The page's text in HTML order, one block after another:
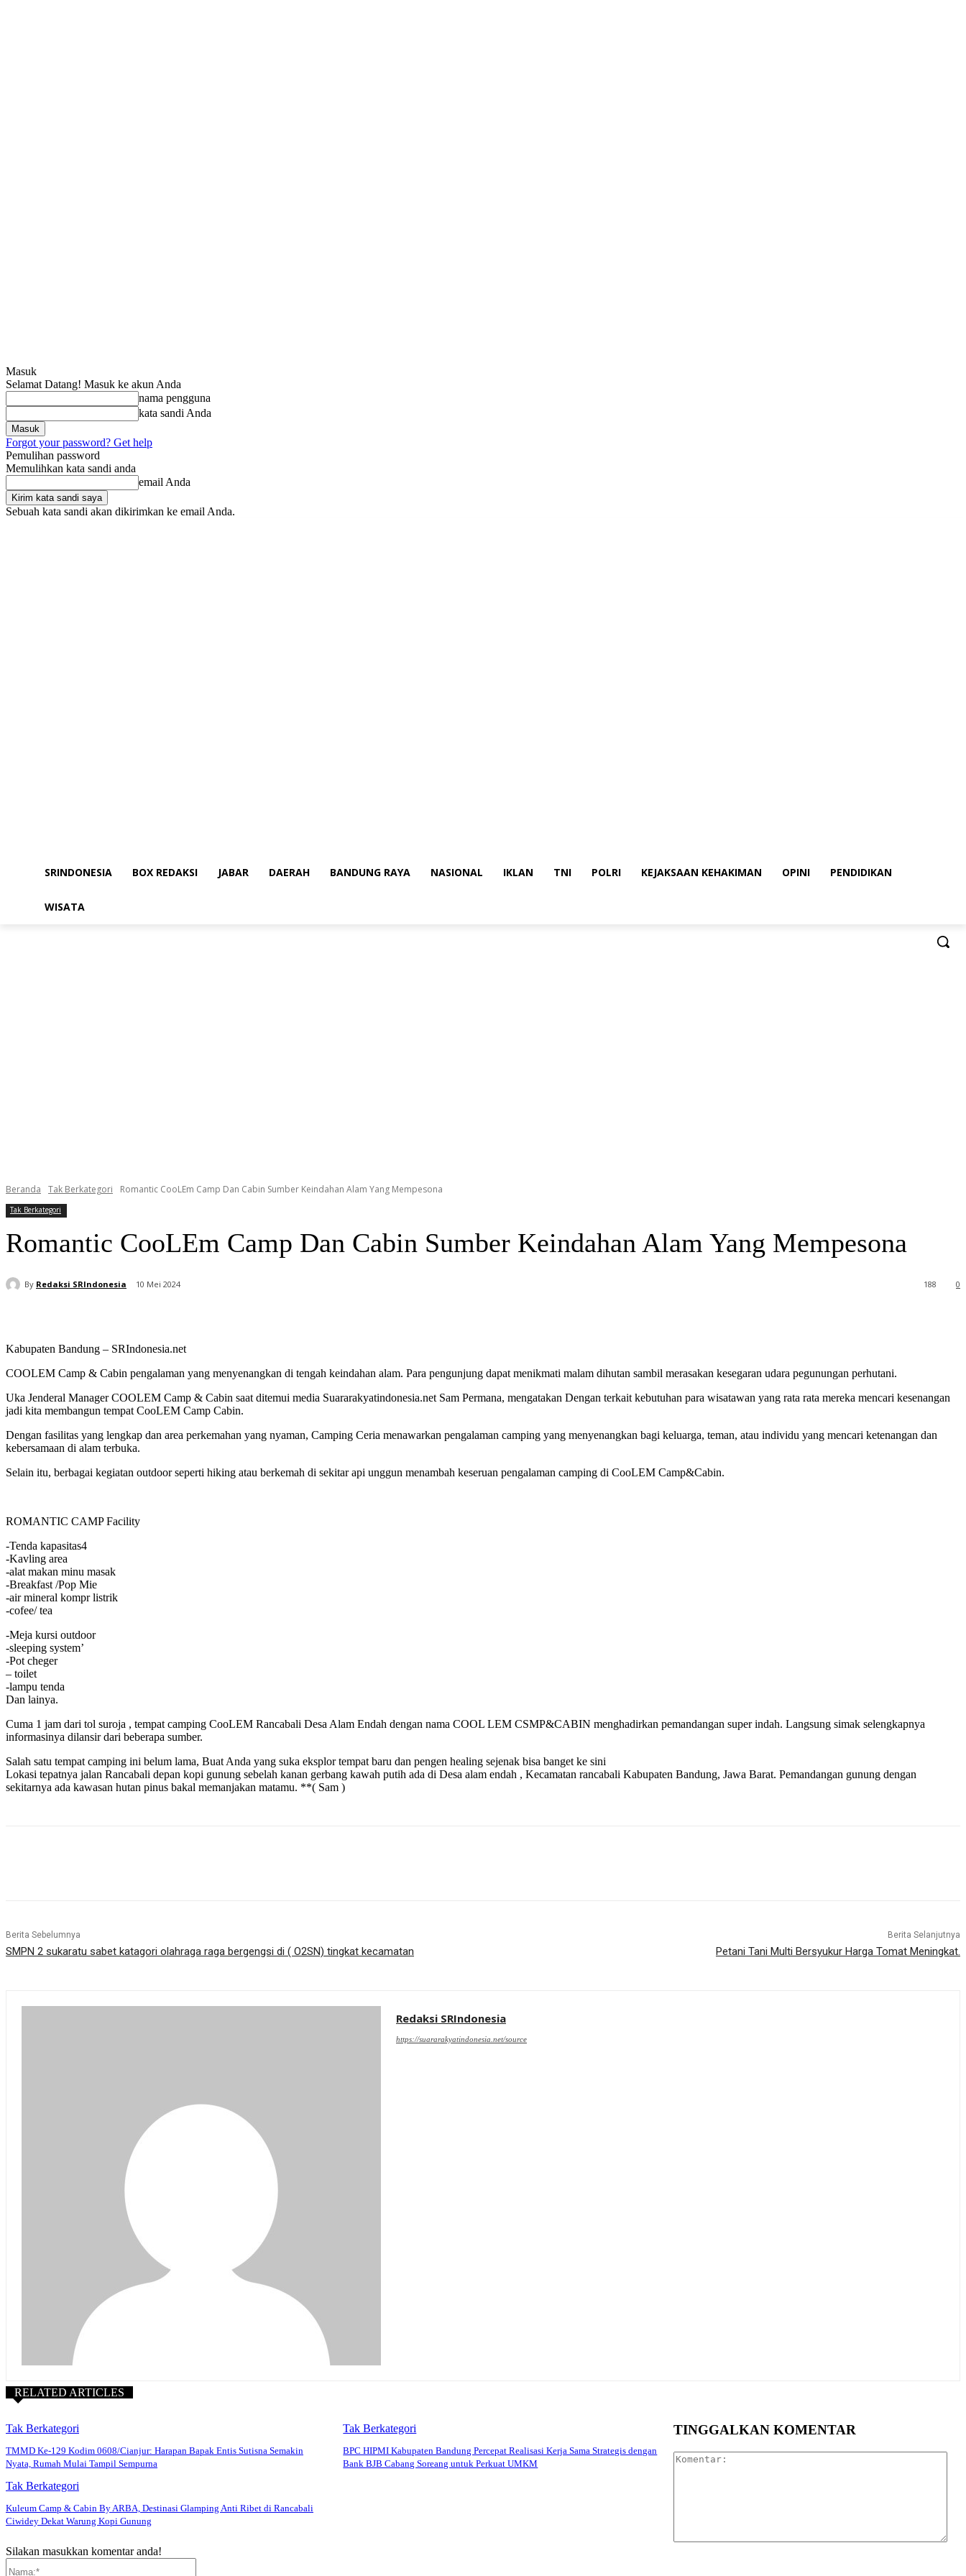
Masuk
Selamat Datang! Masuk ke akun Anda
nama pengguna
kata sandi Anda
Forgot your password? Get help
Pemulihan password
Memulihkan kata sandi anda
email Anda
Sebuah kata sandi akan dikirimkan ke email Anda.
SRINDONESIA BOX REDAKSI JABAR DAERAH BANDUNG RAYA NASIONAL IKLAN TNI POLRI KEJAKSAAN KEHAKIMAN OPINI PENDIDIKAN
WISATA
Beranda Tak Berkategori Romantic CooLEm Camp Dan Cabin Sumber Keindahan Alam Yang Mempesona
Tak Berkategori
Romantic CooLEm Camp Dan Cabin Sumber Keindahan Alam Yang Mempesona
By Redaksi SRIndonesia 10 Mei 2024 0
188
Kabupaten Bandung – SRIndonesia.net
COOLEM Camp & Cabin pengalaman yang menyenangkan di tengah keindahan alam. Para pengunjung dapat menikmati malam dihutan sambil merasakan kesegaran udara pegunungan perhutani.
Uka Jenderal Manager COOLEM Camp & Cabin saat ditemui media Suararakyatindonesia.net Sam Permana, mengatakan Dengan terkait kebutuhan para wisatawan yang rata rata mereka mencari kesenangan
jadi kita membangun tempat CooLEM Camp Cabin.
Dengan fasilitas yang lengkap dan area perkemahan yang nyaman, Camping Ceria menawarkan pengalaman camping yang menyenangkan bagi keluarga, teman, atau individu yang mencari ketenangan dan
kebersamaan di alam terbuka.
Selain itu, berbagai kegiatan outdoor seperti hiking atau berkemah di sekitar api unggun menambah keseruan pengalaman camping di CooLEM Camp&Cabin.
ROMANTIC CAMP Facility
-Tenda kapasitas4
-Kavling area
-alat makan minu masak
-Breakfast /Pop Mie
-air mineral kompr listrik
-cofee/ tea
-Meja kursi outdoor
-sleeping system’
-Pot cheger
– toilet
-lampu tenda
Dan lainya.
Cuma 1 jam dari tol suroja , tempat camping CooLEM Rancabali Desa Alam Endah dengan nama COOL LEM CSMP&CABIN menghadirkan pemandangan super indah. Langsung simak selengkapnya
informasinya dilansir dari beberapa sumber.
Salah satu tempat camping ini belum lama, Buat Anda yang suka eksplor tempat baru dan pengen healing sejenak bisa banget ke sini
Lokasi tepatnya jalan Rancabali depan kopi gunung sebelah kanan gerbang kawah putih ada di Desa alam endah , Kecamatan rancabali Kabupaten Bandung, Jawa Barat. Pemandangan gunung dengan
sekitarnya ada kawasan hutan pinus bakal memanjakan matamu. **( Sam )
Berita Sebelumnya
SMPN 2 sukaratu sabet katagori olahraga raga bergengsi di ( O2SN) tingkat kecamatan
Berita Selanjutnya
Petani Tani Multi Bersyukur Harga Tomat Meningkat.
Redaksi SRIndonesia
https://suararakyatindonesia.net/source
RELATED ARTICLES
Tak Berkategori
TMMD Ke-129 Kodim 0608/Cianjur: Harapan Bapak Entis Sutisna Semakin
Nyata, Rumah Mulai Tampil Sempurna
Tak Berkategori
BPC HIPMI Kabupaten Bandung Percepat Realisasi Kerja Sama Strategis dengan
Bank BJB Cabang Soreang untuk Perkuat UMKM
Tak Berkategori
Kuleum Camp & Cabin By ARBA, Destinasi Glamping Anti Ribet di Rancabali
Ciwidey Dekat Warung Kopi Gunung
TINGGALKAN KOMENTAR
Silakan masukkan komentar anda!